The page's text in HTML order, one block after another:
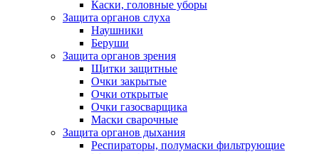
Каски, головные уборы
Защита органов слуха
Наушники
Беруши
Защита органов зрения
Щитки защитные
Очки закрытые
Очки открытые
Очки газосварщика
Маски сварочные
Защита органов дыхания
Респираторы, полумаски фильтрующие